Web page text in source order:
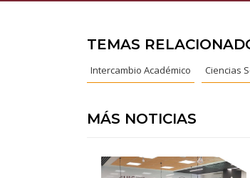
TEMAS
Intercambio Académico Ciencias
MÁS NOTICIAS